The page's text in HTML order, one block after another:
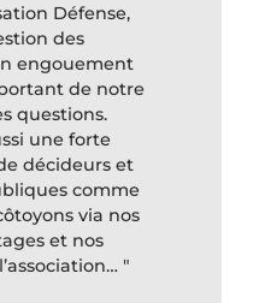
Défense,
des
engouement
de notre
questions.
une forte
décideurs et
comme
via nos
et nos
"